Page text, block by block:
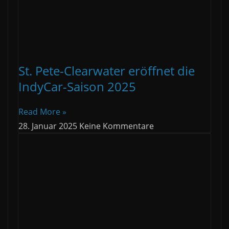
St. Pete-Clearwater eröffnet die
IndyCar-Saison 2025
Read More »
28. Januar 2025 Keine Kommentare